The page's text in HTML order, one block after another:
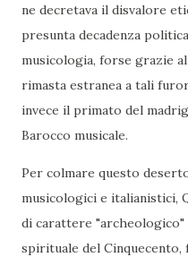
ne decretava il disvalore
presunta decadenza
musicologia, forse grazie
rimasta estranea a tali
invece il primato del
Barocco musicale.
Per colmare questo
musicologici e italianistici,
di carattere "archeologico"
spirituale del Cinquecento,